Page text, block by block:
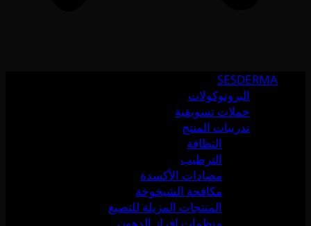
SESDERMA
البروتوكولات
حملات تسويقية
تدريبات المنتج
النظافة
الترطيب
مضادات الأكسدة
مكافحة الشيخوخة
المنتجات المزيلة للتصبغ